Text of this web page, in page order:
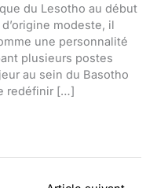
du Lesotho au début
modeste, il
une personnalité
plusieurs postes
au sein du Basotho
redéfinir […]